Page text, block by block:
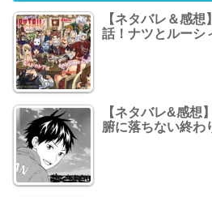
【ネタバレ＆感
話！ナツとルーシ
【ネタバレ&感想
腑に落ちない終わ